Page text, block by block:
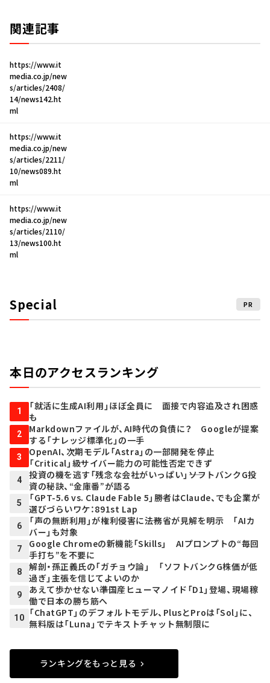
関連記事
https://www.it
media.co.jp/new
s/articles/2408/
14/news142.ht
ml
https://www.it
media.co.jp/new
s/articles/2211/
10/news089.ht
ml
https://www.it
media.co.jp/new
s/articles/2110/
13/news100.ht
ml
Special PR
本日のアクセスランキング
1
「就活に生成AI利用」ほぼ全員に 面接で内容追及され困惑
も
2
Markdownファイルが、AI時代の負債に？ Googleが提案
する「ナレッジ標準化」の一手
3
OpenAI、次期モデル「Astra」の一部開発を停止
「Critical」級サイバー能力の可能性否定できず
4
投資の機を逃す「残念な会社がいっぱい」――ソフトバンクG投
資の秘訣、“金庫番”が語る
5
「GPT-5.6 vs. Claude Fable 5」勝者はClaude、でも企業が
選びづらいワケ：891st Lap
6
「声の無断利用」が権利侵害に――法務省が見解を明示 「AIカ
バー」も対象
7
Google Chromeの新機能「Skills」 AIプロンプトの“毎回
手打ち”を不要に
8
解剖・孫正義氏の「ガチョウ論」 「ソフトバンクG株価が低
過ぎ」主張を信じてよいのか
9
あえて歩かせない――準国産ヒューマノイド「D1」登場、現場稼
働で日本の勝ち筋へ
10
「ChatGPT」のデフォルトモデル、PlusとProは「Sol」に、
無料版は「Luna」でテキストチャット無制限に
ランキングをもっと見る